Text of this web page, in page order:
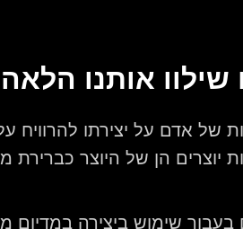
אותנו הלאה
של אדם על יצירתו
יוצרים הן של היוצר
שימוש ביצירה במדיום